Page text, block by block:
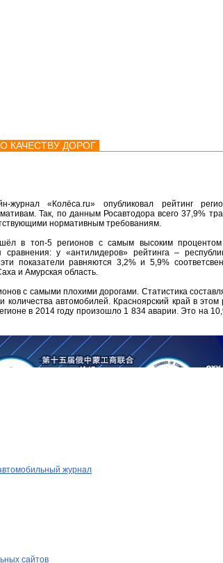
КАЧЕСТВУ ДОРОГ
журнал «Колёса.ru» опубликовал рейтинг
Так, по данным Росавтодора всего 37,9%
нормативным требованиям.
в топ-5 регионов с самым высоким
у «антилидеров» рейтинга –
показатели равняются 3,2% и 5,9%
и Амурская область.
с самыми плохими дорогами. Статистика
автомобилей. Красноярский край в этом
в 2014 году произошло 1 834 аварии. Это на
журнал
сайтов